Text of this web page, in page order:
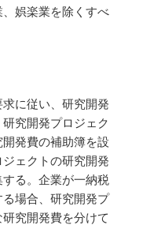
娯楽業を除くすべ
に従い、研究開発
究開発プロジェク
発費の補助簿を設
ェクトの研究開発
る。企業が一納税
場合、研究開発プ
究開発費を分けて